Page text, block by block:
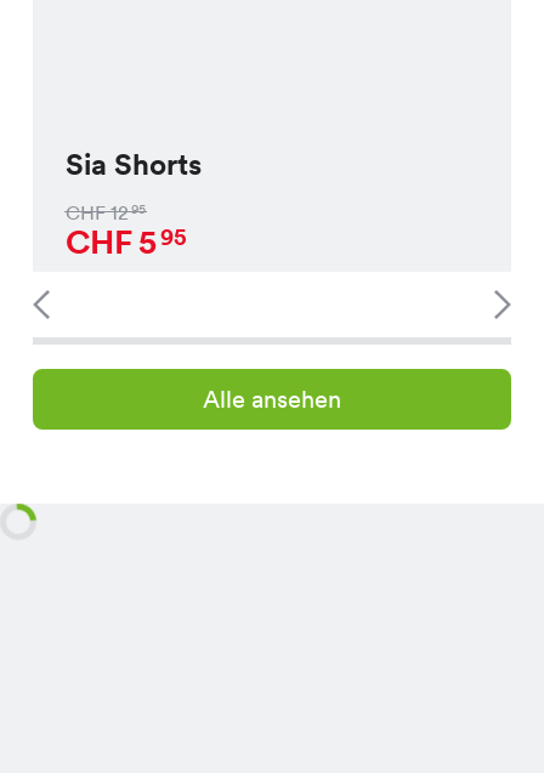
Sia Shorts
CHF1295
CHF595
Alle ansehen